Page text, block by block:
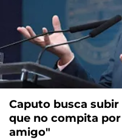
Caputo busca
que no compita
amigo"